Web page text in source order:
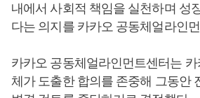
내에서 사회적 책임을 실천하며 성
다는 의지를 카카오 공동체얼라인
카카오 공동체얼라인먼트센터는
체가 도출한 합의를 존중해 그동안